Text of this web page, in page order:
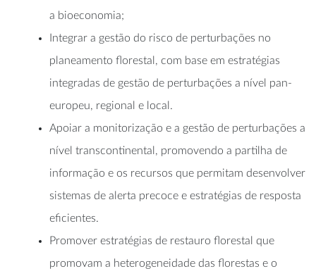
a bioeconomia;
Integrar a gestão do risco de perturbações no
planeamento florestal, com base em estratégias
integradas de gestão de perturbações a nível pan-
europeu, regional e local.
Apoiar a monitorização e a gestão de perturbações a
nível transcontinental, promovendo a partilha de
informação e os recursos que permitam desenvolver
sistemas de alerta precoce e estratégias de resposta
eficientes.
Promover estratégias de restauro florestal que
promovam a heterogeneidade das florestas e o